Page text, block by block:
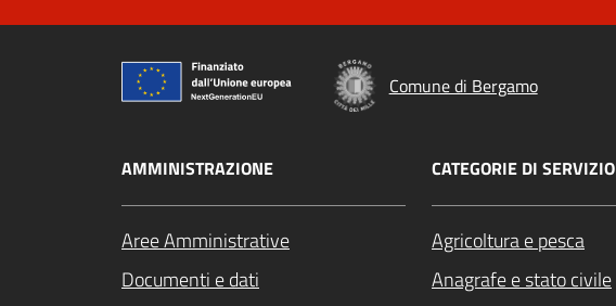
Comune di Bergamo
AMMINISTRAZIONE
Aree Amministrative
Documenti e dati
CATEGORIE DI SERVIZIO
Agricoltura e pesca
Anagrafe e stato civile